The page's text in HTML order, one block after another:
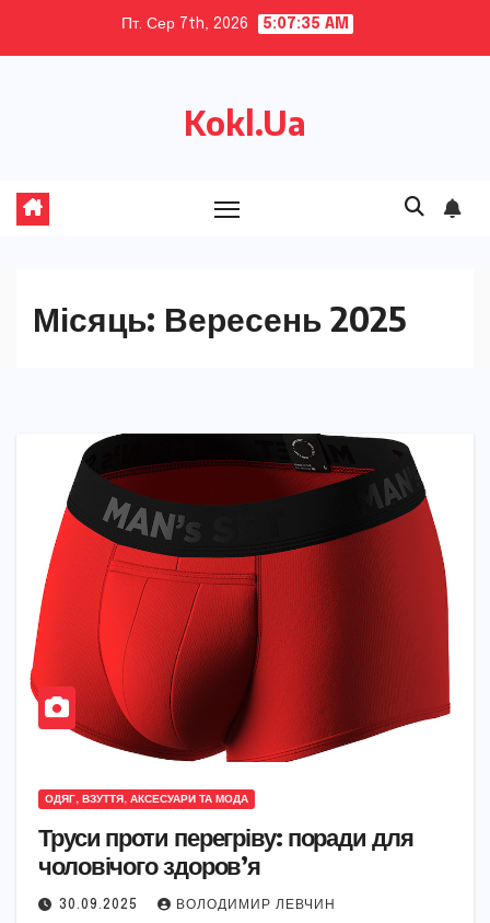
Пт. Сер 7th, 2026 5:07:37 AM
Kokl.Ua
Місяць: Вересень 2025
ОДЯГ, ВЗУТТЯ, АКСЕСУАРИ ТА МОДА
Труси проти перегріву: поради для
чоловічого здоров’я
30.09.2025 ВОЛОДИМИР ЛЕВЧИН